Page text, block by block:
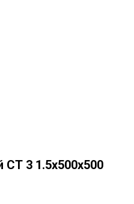
СТ 3 1.5х500х500